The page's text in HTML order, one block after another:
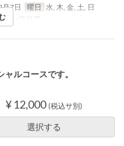
7日 曜日 水, 木, 金, 土, 日
ランフロア
ルコースです。
¥ 12,000 (税込サ別)
選択する